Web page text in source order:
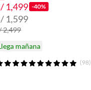
1,499 -40%
1,599
2,499
mañana
(98)